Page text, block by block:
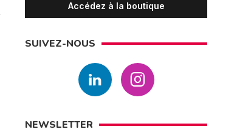
Accédez à la boutique
SUIVEZ-NOUS
NEWSLETTER